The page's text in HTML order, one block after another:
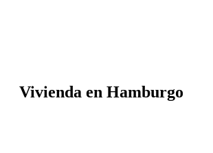
Vivienda en Hamburgo